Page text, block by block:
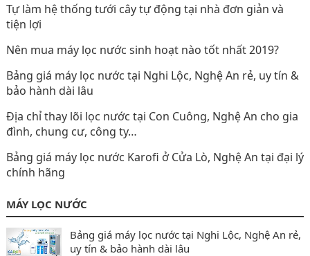
Tự làm hệ thống tưới cây tự động tại nhà đơn giản và
tiện lợi
Nên mua máy lọc nước sinh hoạt nào tốt nhất 2019?
Bảng giá máy lọc nước tại Nghi Lộc‎, Nghệ An rẻ, uy tín &
bảo hành dài lâu
Địa chỉ thay lõi lọc nước tại Con Cuông‎, Nghệ An cho gia
đình, chung cư, công ty…
Bảng giá máy lọc nước Karofi ở Cửa Lò‎, Nghệ An tại đại lý
chính hãng
MÁY LỌC NƯỚC
Bảng giá máy lọc nước tại Nghi Lộc‎, Nghệ An rẻ,
uy tín & bảo hành dài lâu